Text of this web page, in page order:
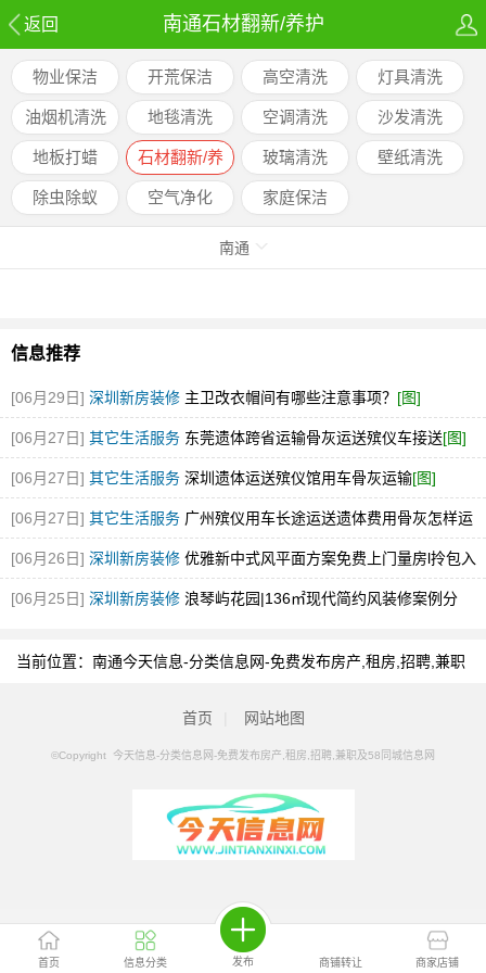
返回 南通石材翻新/养护
首页 信息分类 发布 商铺转让 商家店铺
物业保洁 开荒保洁 高空清洗 灯具清洗
油烟机清洗 地毯清洗 空调清洗 沙发清洗
地板打蜡
石材翻新/养
护
玻璃清洗 壁纸清洗
除虫除蚁 空气净化 家庭保洁
南通
信息推荐
[06月29日] 深圳新房装修 主卫改衣帽间有哪些注意事项？ [图]
[06月27日] 其它生活服务 东莞遗体跨省运输骨灰运送殡仪车接送[图]
[06月27日] 其它生活服务 深圳遗体运送殡仪馆用车骨灰运输[图]
[06月27日] 其它生活服务 广州殡仪用车长途运送遗体费用骨灰怎样运
输[图]
[06月26日] 深圳新房装修 优雅新中式风平面方案免费上门量房l拎包入
住！[图]
[06月25日] 深圳新房装修 浪琴屿花园|136㎡现代简约风装修案例分
当前位置： 南通今天信息-分类信息网-免费发布房产,租房,招聘,兼职
首页 网站地图
©Copyright 今天信息-分类信息网-免费发布房产,租房,招聘,兼职及58同城信息网